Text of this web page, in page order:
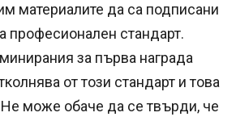
материалите да са подписани
професионален стандарт.
за първа награда
от този стандарт и това
може обаче да се твърди, че